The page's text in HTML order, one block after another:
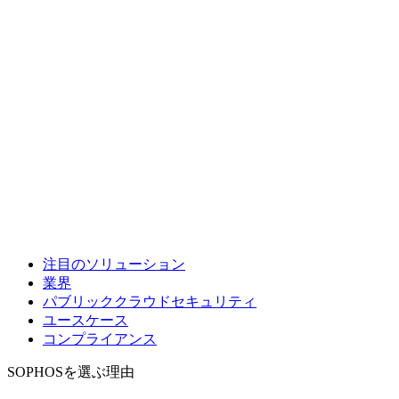
注目のソリューション
業界
パブリッククラウドセキュリティ
ユースケース
コンプライアンス
SOPHOSを選ぶ理由